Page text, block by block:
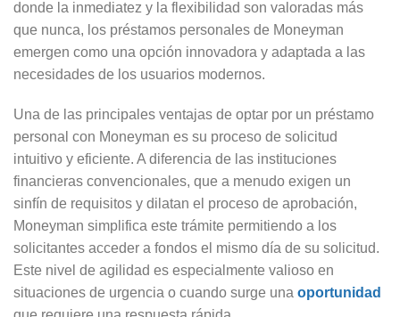
donde la inmediatez y la flexibilidad son valoradas más
que nunca, los préstamos personales de Moneyman
emergen como una opción innovadora y adaptada a las
necesidades de los usuarios modernos.
Una de las principales ventajas de optar por un préstamo
personal con Moneyman es su proceso de solicitud
intuitivo y eficiente. A diferencia de las instituciones
financieras convencionales, que a menudo exigen un
sinfín de requisitos y dilatan el proceso de aprobación,
Moneyman simplifica este trámite permitiendo a los
solicitantes acceder a fondos el mismo día de su solicitud.
Este nivel de agilidad es especialmente valioso en
situaciones de urgencia o cuando surge una oportunidad